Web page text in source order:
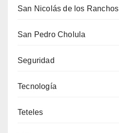
San Nicolás de los Ranchos
San Pedro Cholula
Seguridad
Tecnología
Teteles